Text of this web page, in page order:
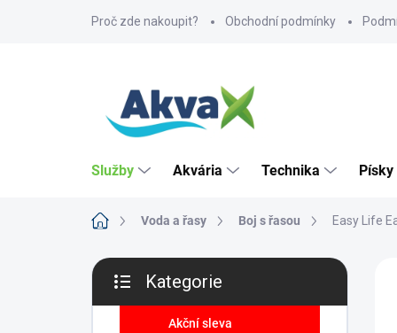
Proč zde nakoupit? Obchodní podmínky
Služby Akvária Technika
Domů Voda a řasy Boj s řasou Easy Life
P
s
kategorie
Kategorie
Akční sleva